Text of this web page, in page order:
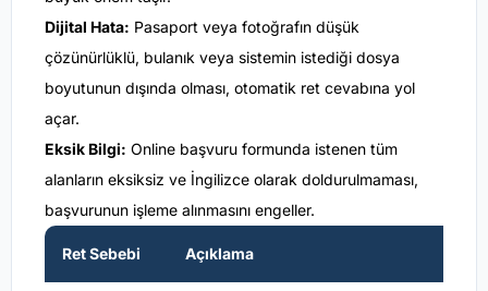
Dijital Hata: Pasaport veya fotoğrafın düşük
çözünürlüklü, bulanık veya sistemin istediği dosya
boyutunun dışında olması, otomatik ret cevabına yol
açar.
Eksik Bilgi: Online başvuru formunda istenen tüm
alanların eksiksiz ve İngilizce olarak doldurulmaması,
başvurunun işleme alınmasını engeller.
Ret Sebebi Açıklama